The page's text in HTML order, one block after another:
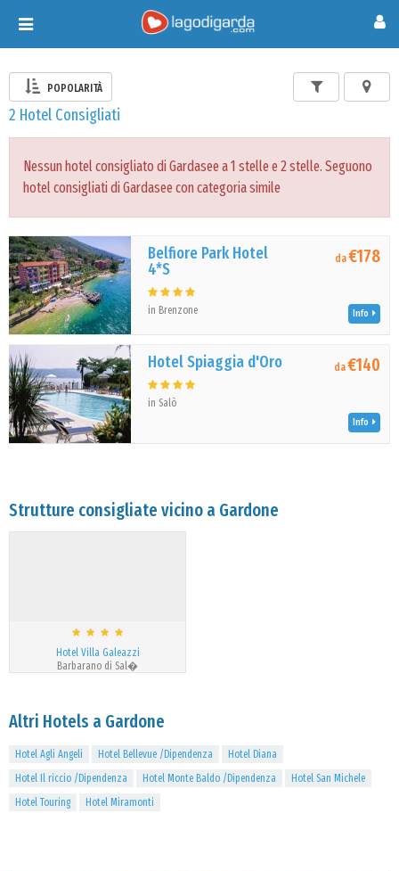
Toggle
navigation
POPOLARITÀ
2 Hotel Consigliati
Nessun hotel consigliato di Gardasee a 1 stelle e 2 stelle. Seguono
hotel consigliati di Gardasee con categoria simile
Belfiore Park Hotel
4*S
in Brenzone
da€178
Info
Hotel Spiaggia d'Oro
in Salò
da€140
Info
Strutture consigliate vicino a Gardone
Hotel Villa Galeazzi
Barbarano di Sal�
Altri Hotels a Gardone
Hotel Agli Angeli Hotel Bellevue /Dipendenza
Hotel Diana
Hotel Il riccio /Dipendenza
Hotel Monte Baldo /Dipendenza
Hotel San Michele
Hotel Touring
Hotel Miramonti